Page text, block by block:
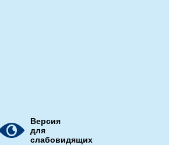
Версия
для
слабовидящих